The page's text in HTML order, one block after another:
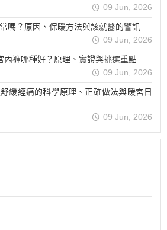
09 Jun, 2026
嗎？原因、保暖方法與該就醫的警訊
09 Jun, 2026
內褲哪種好？原理、實證與挑選重點
09 Jun, 2026
緩經痛的科學原理、正確做法與暖宮日
09 Jun, 2026